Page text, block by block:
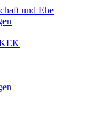
und Ehe